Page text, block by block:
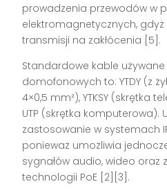
prowadzenia przewodów w
elektromagnetycznych,
transmisji na zakłócenia [5] .
Standardowe kable
domofonowych to: YTDY (z
4×0,5 mm²), YTKSY (skrętka
UTP (skrętka komputerowa).
zastosowanie w systemach
ponieważ umożliwia
sygnałów audio, wideo
technologii PoE [2][3] .